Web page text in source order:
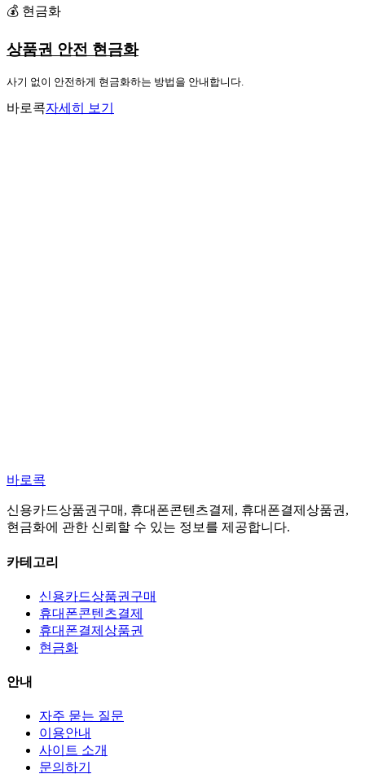
💰 현금화
상품권 안전 현금화
사기 없이 안전하게 현금화하는 방법을 안내합니다.
바로콕자세히 보기
바로콕
신용카드상품권구매, 휴대폰콘텐츠결제, 휴대폰결제상품권,
현금화에 관한 신뢰할 수 있는 정보를 제공합니다.
카테고리
신용카드상품권구매
휴대폰콘텐츠결제
휴대폰결제상품권
현금화
안내
자주 묻는 질문
이용안내
사이트 소개
문의하기